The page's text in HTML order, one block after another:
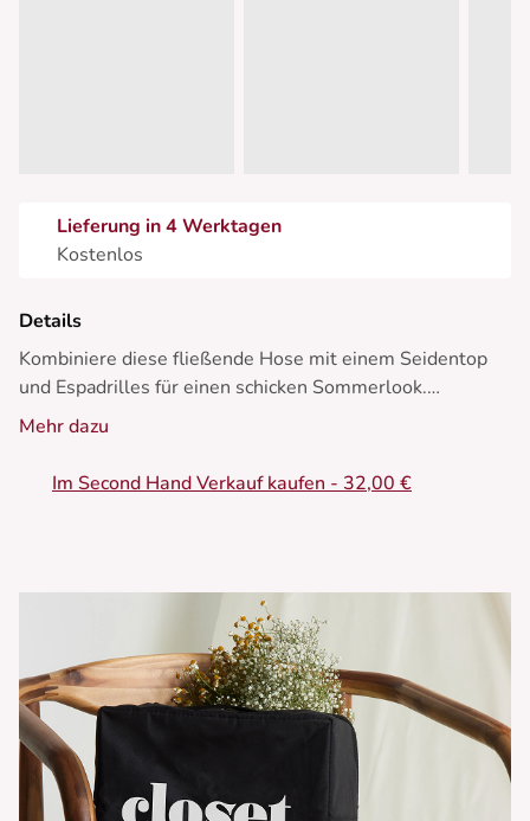
Lieferung in 4 Werktagen
Kostenlos
Details
Kombiniere diese fließende Hose mit einem Seidentop
und Espadrilles für einen schicken Sommerlook.
• Fließende Passform
Mehr dazu
Im Second Hand Verkauf kaufen - 32,00 €